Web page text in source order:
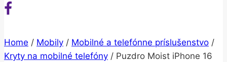
Home / Mobily / Mobilné a telefónne príslušenstvo /
Kryty na mobilné telefóny / Puzdro Moist iPhone 16